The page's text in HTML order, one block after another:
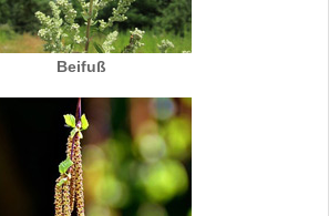
Beifuß